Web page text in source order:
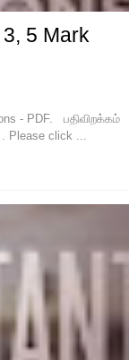
5 Mark
- PDF. பதிவிறக்கம்
Please click ...